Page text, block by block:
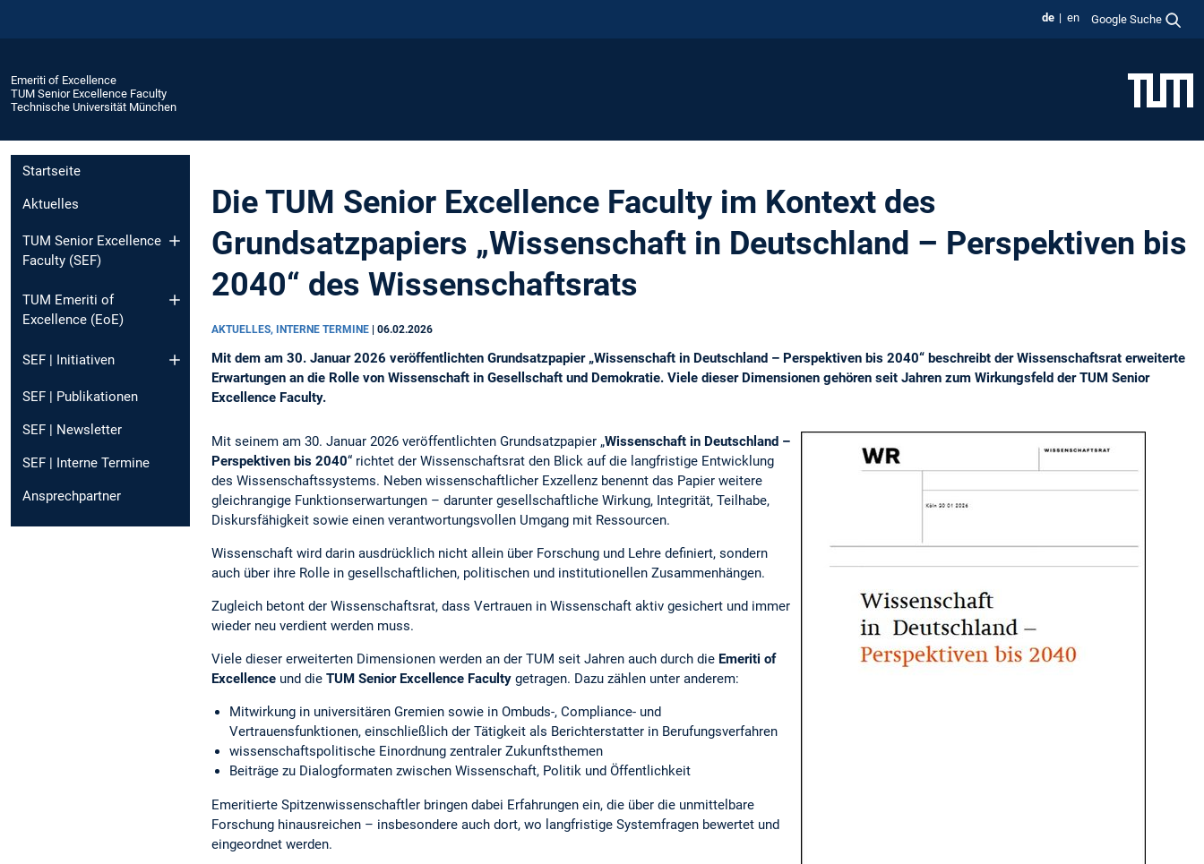
de en Google Suche
Emeriti of Excellence
TUM Senior Excellence Faculty
Technische Universität München
Startseite
Aktuelles
TUM Senior Excellence
Faculty (SEF)
TUM Emeriti of
Excellence (EoE)
SEF | Initiativen
SEF | Publikationen
SEF | Newsletter
SEF | Interne Termine
Ansprechpartner
Die TUM Senior Excellence Faculty im Kontext des
Grundsatzpapiers „Wissenschaft in Deutschland – Perspektiven bis
2040“ des Wissenschaftsrats
AKTUELLES, INTERNE TERMINE | 06.02.2026
Mit dem am 30. Januar 2026 veröffentlichten Grundsatzpapier „Wissenschaft in Deutschland – Perspektiven bis 2040“ beschreibt der Wissenschaftsrat erweiterte
Erwartungen an die Rolle von Wissenschaft in Gesellschaft und Demokratie. Viele dieser Dimensionen gehören seit Jahren zum Wirkungsfeld der TUM Senior
Excellence Faculty.
Mit seinem am 30. Januar 2026 veröffentlichten Grundsatzpapier „Wissenschaft in Deutschland –
Perspektiven bis 2040“ richtet der Wissenschaftsrat den Blick auf die langfristige Entwicklung
des Wissenschaftssystems. Neben wissenschaftlicher Exzellenz benennt das Papier weitere
gleichrangige Funktionserwartungen – darunter gesellschaftliche Wirkung, Integrität, Teilhabe,
Diskursfähigkeit sowie einen verantwortungsvollen Umgang mit Ressourcen.
Wissenschaft wird darin ausdrücklich nicht allein über Forschung und Lehre definiert, sondern
auch über ihre Rolle in gesellschaftlichen, politischen und institutionellen Zusammenhängen.
Zugleich betont der Wissenschaftsrat, dass Vertrauen in Wissenschaft aktiv gesichert und immer
wieder neu verdient werden muss.
Viele dieser erweiterten Dimensionen werden an der TUM seit Jahren auch durch die Emeriti of
Excellence und die TUM Senior Excellence Faculty getragen. Dazu zählen unter anderem:
Mitwirkung in universitären Gremien sowie in Ombuds-, Compliance- und
Vertrauensfunktionen, einschließlich der Tätigkeit als Berichterstatter in Berufungsverfahren
wissenschaftspolitische Einordnung zentraler Zukunftsthemen
Beiträge zu Dialogformaten zwischen Wissenschaft, Politik und Öffentlichkeit
Emeritierte Spitzenwissenschaftler bringen dabei Erfahrungen ein, die über die unmittelbare
Forschung hinausreichen – insbesondere auch dort, wo langfristige Systemfragen bewertet und
eingeordnet werden.